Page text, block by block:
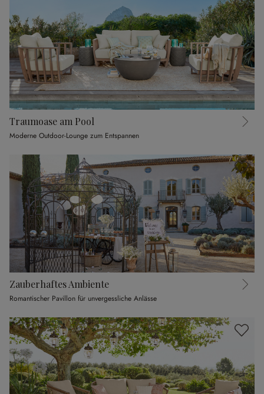
Traumoase am Pool
Moderne Outdoor-Lounge zum Entspannen
Zauberhaftes Ambiente
Romantischer Pavillon für unvergessliche Anlässe